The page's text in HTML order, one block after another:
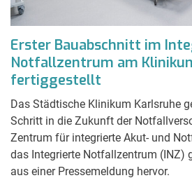
Erster Bauabschnitt im
Notfallzentrum am
fertiggestellt
Das Städtische Klinikum Karlsruhe
Schritt in die Zukunft der
Zentrum für integrierte Akut- und
das Integrierte Notfallzentrum (INZ)
aus einer Pressemeldung hervor.